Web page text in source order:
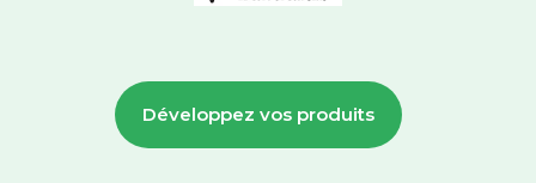
Développez vos produits